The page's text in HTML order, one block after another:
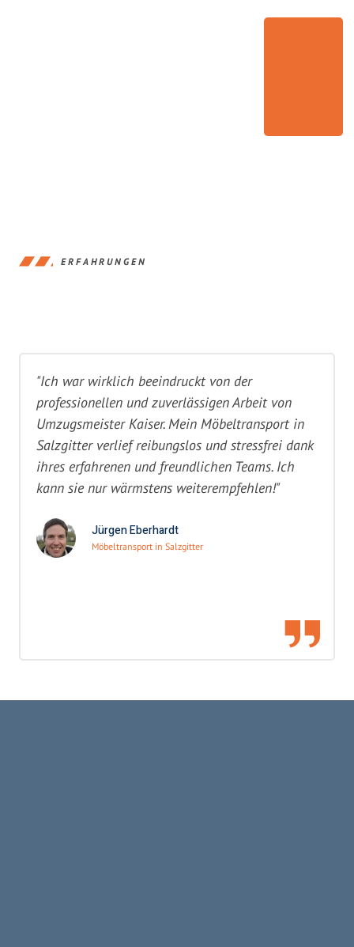
ERFAHRUNGEN
"Ich war wirklich beeindruckt von der
professionellen und zuverlässigen Arbeit von
Umzugsmeister Kaiser. Mein Möbeltransport in
Salzgitter verlief reibungslos und stressfrei dank
ihres erfahrenen und freundlichen Teams. Ich
kann sie nur wärmstens weiterempfehlen!"
Jürgen Eberhardt
Möbeltransport in Salzgitter